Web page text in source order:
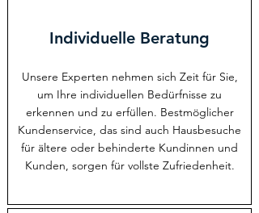
Individuelle Beratung
Unsere Experten nehmen sich Zeit für Sie,
um Ihre individuellen Bedürfnisse zu
erkennen und zu erfüllen. Bestmöglicher
Kundenservice, das sind auch Hausbesuche
für ältere oder behinderte Kundinnen und
Kunden, sorgen für vollste Zufriedenheit.